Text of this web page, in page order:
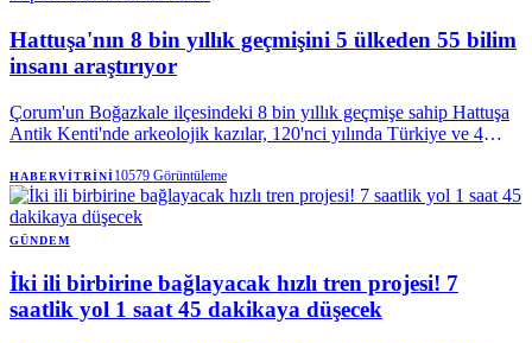
Hattuşa'nın 8 bin yıllık geçmişini 5 ülkeden 55 bilim
insanı araştırıyor
Çorum'un Boğazkale ilçesindeki 8 bin yıllık geçmişe sahip Hattuşa
Antik Kenti'nde arkeolojik kazılar, 120'nci yılında Türkiye ve 4
Anadolu Ajansı
HABERVITRINI10579 Görüntüleme
GÜNDEM
İki ili birbirine bağlayacak hızlı tren projesi! 7
saatlik yol 1 saat 45 dakikaya düşecek